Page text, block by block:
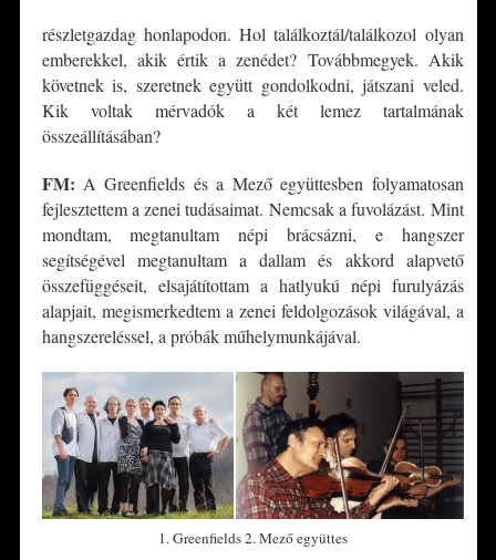
részletgazdag honlapodon. Hol találkoztál/találkozol olyan
emberekkel, akik értik a zenédet? Továbbmegyek. Akik
követnek is, szeretnek együtt gondolkodni, játszani veled.
Kik voltak mérvadók a két lemez tartalmának
összeállításában?
FM: A Greenfields és a Mező együttesben folyamatosan
fejlesztettem a zenei tudásaimat. Nemcsak a fuvolázást. Mint
mondtam, megtanultam népi brácsázni, e hangszer
segítségével megtanultam a dallam és akkord alapvető
összefüggéseit, elsajátítottam a hatlyukú népi furulyázás
alapjait, megismerkedtem a zenei feldolgozások világával, a
hangszereléssel, a próbák műhelymunkájával.
1. Greenfields 2. Mező együttes